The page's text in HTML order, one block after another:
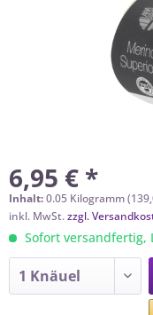
6,95 € *
Inhalt:0.05 Kilogramm
inkl. MwSt.zzgl.
Sofort versandfertig,